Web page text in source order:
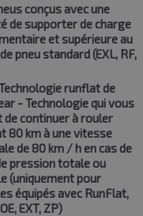
conçus avec une
de supporter de charge
et supérieure au
pneu standard (EXL, RF,
runflat de
- Technologie qui vous
de continuer à rouler
80 km à une vitesse
de 80 km / h en cas de
pression totale ou
(uniquement pour
équipés avec RunFlat,
EXT, ZP)